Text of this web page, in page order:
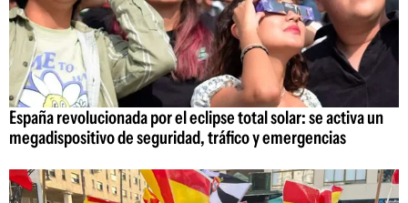
España revolucionada por el eclipse total solar: se activa un
megadispositivo de seguridad, tráfico y emergencias